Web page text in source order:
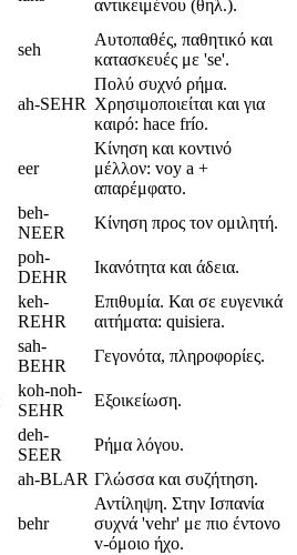
αντικειμένου (θηλ.).
seh
Αυτοπαθές, παθητικό και
κατασκευές με 'se'.
ah-SEHR
Πολύ συχνό ρήμα.
Χρησιμοποιείται και για
καιρό: hace frío.
eer
Κίνηση και κοντινό
μέλλον: voy a +
απαρέμφατο.
beh-
NEER
Κίνηση προς τον ομιλητή.
poh-
DEHR
Ικανότητα και άδεια.
keh-
REHR
Επιθυμία. Και σε ευγενικά
αιτήματα: quisiera.
sah-
BEHR
Γεγονότα, πληροφορίες.
koh-noh-
SEHR
Εξοικείωση.
deh-
SEER
Ρήμα λόγου.
ah-BLAR Γλώσσα και συζήτηση.
behr
Αντίληψη. Στην Ισπανία
συχνά 'vehr' με πιο έντονο
v-όμοιο ήχο.